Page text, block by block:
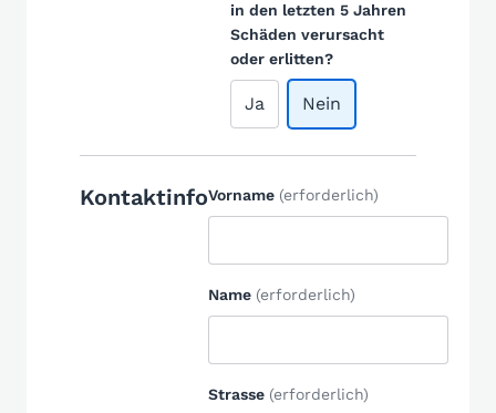
in den letzten 5 Jahren
Schäden verursacht
oder erlitten?
Ja Nein
KontaktinfoVorname (erforderlich)
Name (erforderlich)
Strasse (erforderlich)